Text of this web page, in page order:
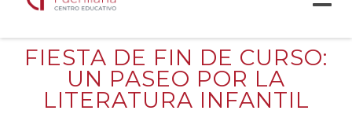
SkipFIESTA DE FIN DE CURSO:
UN PASEO POR LA
LITERATURA INFANTIL